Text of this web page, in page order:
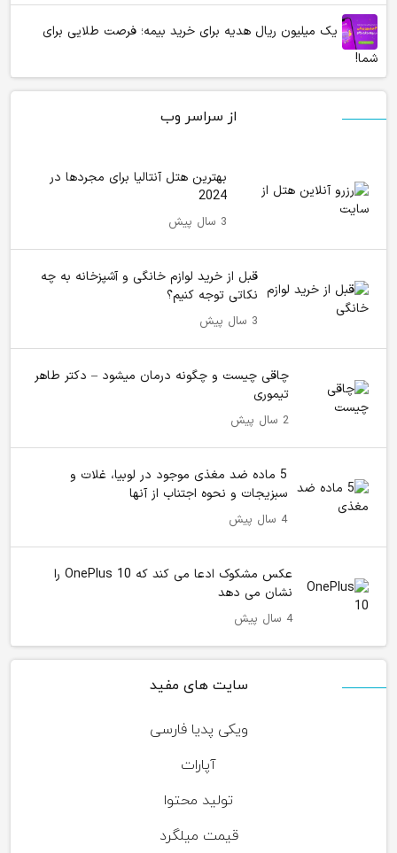
یک میلیون ریال هدیه برای خرید بیمه؛ فرصت طلایی برای
شما!
از سراسر وب
بهترین هتل آنتالیا برای مجردها در
2024
3 سال پیش
قبل از خرید لوازم خانگی و آشپزخانه به چه
نکاتی توجه کنیم؟
3 سال پیش
چاقی چیست و چگونه درمان میشود – دکتر طاهر
تیموری
2 سال پیش
5 ماده ضد مغذی موجود در لوبیا، غلات و
سبزیجات و نحوه اجتناب از آنها
4 سال پیش
عکس مشکوک ادعا می کند که OnePlus 10 را
نشان می دهد
4 سال پیش
سایت های مفید
ویکی پدیا فارسی
آپارات
تولید محتوا
قیمت میلگرد